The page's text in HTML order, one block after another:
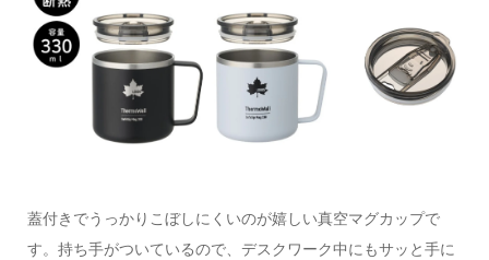
蓋付きでうっかりこぼしにくいのが嬉しい真空マグカップで
す。持ち手がついているので、デスクワーク中にもサッと手に